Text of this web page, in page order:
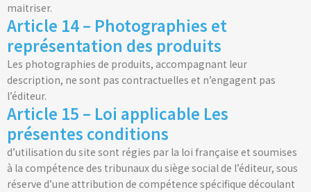
maitriser.
Article 14 – Photographies et
représentation des produits
Les photographies de produits, accompagnant leur
description, ne sont pas contractuelles et n’engagent pas
l’éditeur.
Article 15 – Loi applicable Les
présentes conditions
d’utilisation du site sont régies par la loi française et soumises
à la compétence des tribunaux du siège social de l’éditeur, sous
réserve d’une attribution de compétence spécifique découlant